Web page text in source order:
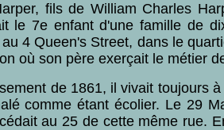
fils de William Charles
le 7e enfant d'une famille de
4 Queen's Street, dans le
où son père exerçait le métier
de 1861, il vivait toujours
comme étant écolier. Le 29
au 25 de cette même rue.